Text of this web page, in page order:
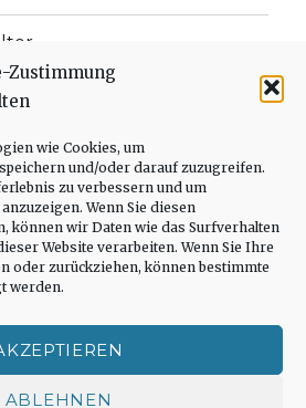
Zustimmung
wie Cookies, um
und/oder darauf zuzugreifen.
zu verbessern und um
Wenn Sie diesen
können wir Daten wie das Surfverhalten
Website verarbeiten. Wenn Sie Ihre
oder zurückziehen, können bestimmte
werden.
ABLEHNEN
Filter